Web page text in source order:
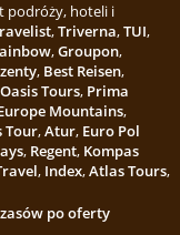
podróży, hoteli i
,Triverna,TUI,
,Groupon,
, Best Reisen,
Oasis Tours, Prima
Mountains,
Tour,Atur, Euro Pol
, Regent, Kompas
, Index,Atlas Tours,
po oferty